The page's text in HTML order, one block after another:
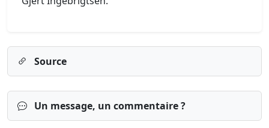
Source
Un message, un commentaire ?